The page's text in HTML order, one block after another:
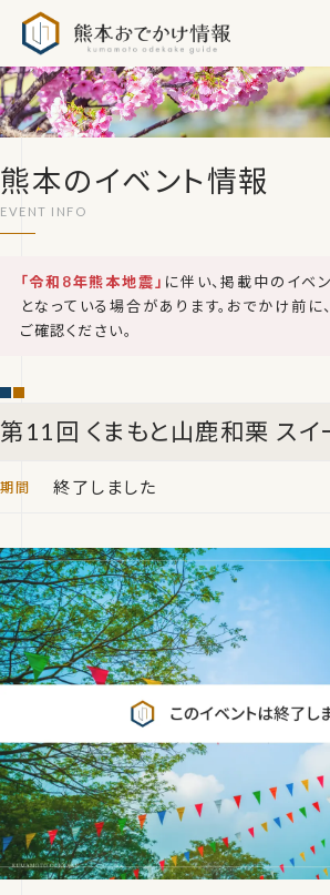
熊本のイベント情報
「令和8年熊本地震」 に伴い、掲載中のイベ
となっている場合があります。おでかけ前
ご確認ください。
第11回 くまもと山鹿和栗 スイ
終了しました